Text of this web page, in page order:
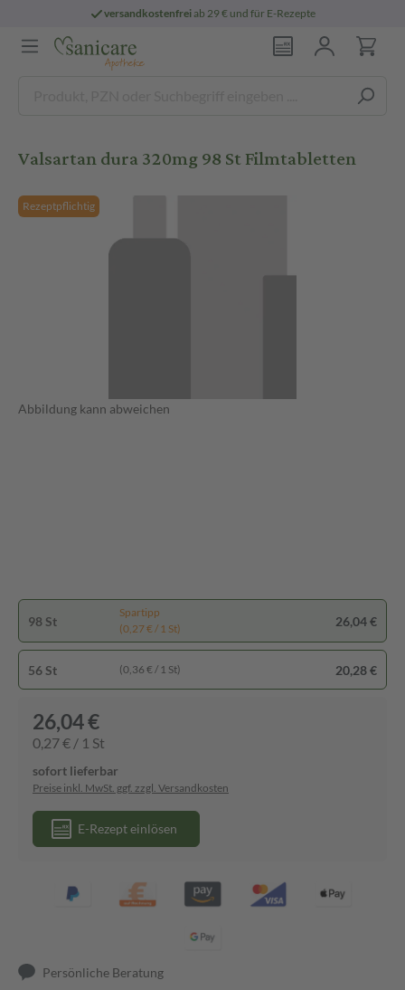
versandkostenfreiab 29 € und für E-Rezepte
Valsartan dura 320mg 98 St Filmtabletten
Rezeptpflichtig
Abbildung kann abweichen
98 St
Spartipp
(0,27 € / 1 St)
26,04 €
56 St (0,36 € / 1 St) 20,28 €
26,04 €
0,27 € / 1 St
sofort lieferbar
Preise inkl. MwSt. ggf. zzgl. Versandkosten
E-Rezept einlösen
Persönliche Beratung